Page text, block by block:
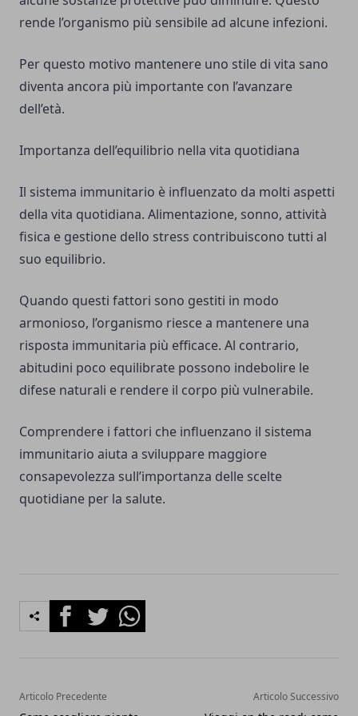
rende l’organismo più sensibile ad alcune infezioni.
Per questo motivo mantenere uno stile di vita sano
diventa ancora più importante con l’avanzare
dell’età.
Importanza dell’equilibrio nella vita quotidiana
Il sistema immunitario è influenzato da molti aspetti
della vita quotidiana. Alimentazione, sonno, attività
fisica e gestione dello stress contribuiscono tutti al
suo equilibrio.
Quando questi fattori sono gestiti in modo
armonioso, l’organismo riesce a mantenere una
risposta immunitaria più efficace. Al contrario,
abitudini poco equilibrate possono indebolire le
difese naturali e rendere il corpo più vulnerabile.
Comprendere i fattori che influenzano il sistema
immunitario aiuta a sviluppare maggiore
consapevolezza sull’importanza delle scelte
quotidiane per la salute.
FacebookTwitterWhatsapp
Articolo Precedente Articolo Successivo